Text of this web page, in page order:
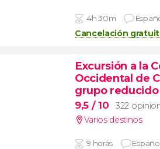
4h 30m
Cancelación
Excursión a la
Occidental de
grupo reducido
9,5 / 10
322
Varios destinos
9 horas